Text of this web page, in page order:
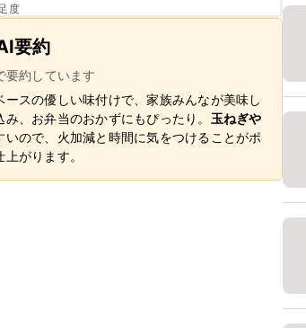
度
要約
要約しています
スの優しい味付けで、家族みんなが美味し
、お弁当のおかずにもぴったり。 玉ねぎや
ので、火加減と時間に気をつけることがポ
がります。